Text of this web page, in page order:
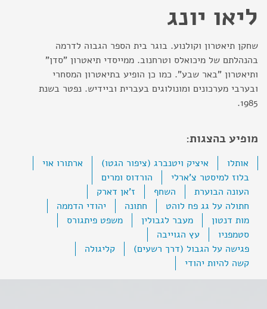
ליאו יונג
שחקן תיאטרון וקולנוע. בוגר בית הספר הגבוה לדרמה
בהנהלתם של מיכואלס וטרחנוב. ממייסדי תיאטרון "סדן"
ותיאטרון "באר שבע". כמו כן הופיע בתיאטרון המסחרי
ובערבי מערכונים ומונולוגים בעברית וביידיש. נפטר בשנת
1985.
מופיע בהצגות:
אותלו איציק ויטנברג (ציפור הגטו)
ארתורו אוי
בלוז למיסטר צ'ארלי
הורדוס ומרים
העונה הבוערת
השחף
ז'אן דארק
חתולה על גג פח לוהט
חתונה
יהודי הדממה
מות דנטון
מעבר לגבולין
משפט פיתגורס
סטמפניו
עץ הגוייבה
פגישה על הגבול (דרך רשעים)
קליגולה
קשה להיות יהודי